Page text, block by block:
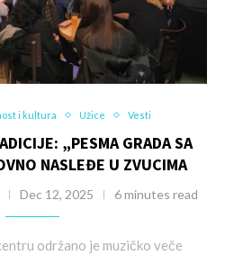
i kultura Užice Vesti
„PESMA GRADA SA
NASLEĐE U ZVUCIMA
Dec 12, 2025 6 minutes read
održano je muzičko veče